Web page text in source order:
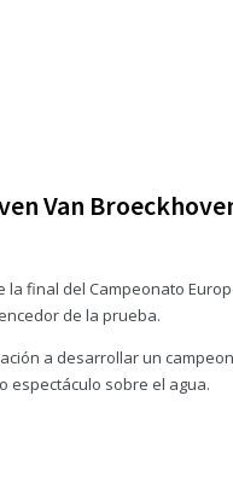
Van
final del Campeonato
de la prueba.
a desarrollar un
espectáculo sobre el agua.